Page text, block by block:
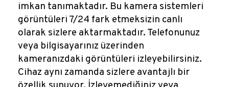
imkan tanımaktadır. Bu kamera sistemleri
görüntüleri 7/24 fark etmeksizin canlı
olarak sizlere aktarmaktadır. Telefonunuz
veya bilgisayarınız üzerinden
kameranızdaki görüntüleri izleyebilirsiniz.
Cihaz aynı zamanda sizlere avantajlı bir